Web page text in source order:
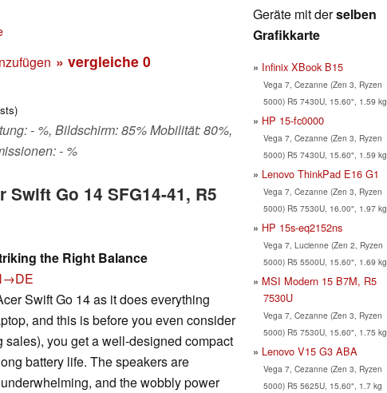
» vergleiche 0
- %, Bildschirm: 85% Mobilität: 80%,
- %
Go 14 SFG14-41, R5
the Right Balance
Swift Go 14 as it does everything
and this is before you even consider
you get a well-designed compact
battery life. The speakers are
and the wobbly power
Geräte mit derselben
Grafikkarte
Infinix XBook B15
Vega 7, Cezanne (Zen 3, Ryzen
5000) R5 7430U, 15.60", 1.59 kg
HP 15-fc0000
Vega 7, Cezanne (Zen 3, Ryzen
5000) R5 7430U, 15.60", 1.59 kg
Lenovo ThinkPad E16 G1
Vega 7, Cezanne (Zen 3, Ryzen
5000) R5 7530U, 16.00", 1.97 kg
HP 15s-eq2152ns
Vega 7, Lucienne (Zen 2, Ryzen
5000) R5 5500U, 15.60", 1.69 kg
MSI Modern 15 B7M, R5
7530U
Vega 7, Cezanne (Zen 3, Ryzen
5000) R5 7530U, 15.60", 1.75 kg
Lenovo V15 G3 ABA
Vega 7, Cezanne (Zen 3, Ryzen
5000) R5 5625U, 15.60", 1.7 kg